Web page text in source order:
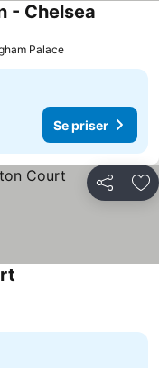
- Chelsea
Palace
Se priser
Del